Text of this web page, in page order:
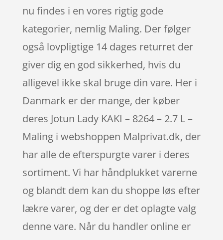
nu findes i en vores rigtig gode
kategorier, nemlig Maling. Der følger
også lovpligtige 14 dages returret der
giver dig en god sikkerhed, hvis du
alligevel ikke skal bruge din vare. Her i
Danmark er der mange, der køber
deres Jotun Lady KAKI – 8264 – 2.7 L –
Maling i webshoppen Malprivat.dk, der
har alle de efterspurgte varer i deres
sortiment. Vi har håndplukket varerne
og blandt dem kan du shoppe løs efter
lækre varer, og der er det oplagte valg
denne vare. Når du handler online er